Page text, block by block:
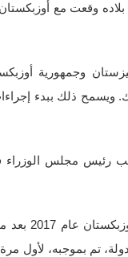
وقعت مع
وجمهورية
ويسمح ذلك ببدء
رئيس مجلس
يُشار إلى أن